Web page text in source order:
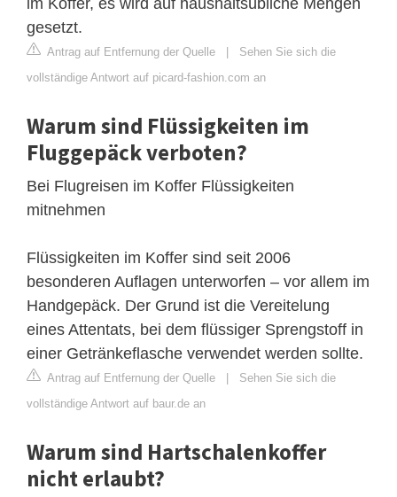
gesetzt.
Antrag auf Entfernung der Quelle | Sehen Sie sich die
vollständige Antwort auf picard-fashion.com an
Warum sind Flüssigkeiten im
Fluggepäck verboten?
Bei Flugreisen im Koffer Flüssigkeiten
mitnehmen
Flüssigkeiten im Koffer sind seit 2006
besonderen Auflagen unterworfen – vor allem im
Handgepäck. Der Grund ist die Vereitelung
eines Attentats, bei dem flüssiger Sprengstoff in
einer Getränkeflasche verwendet werden sollte.
Antrag auf Entfernung der Quelle | Sehen Sie sich die
vollständige Antwort auf baur.de an
Warum sind Hartschalenkoffer
nicht erlaubt?